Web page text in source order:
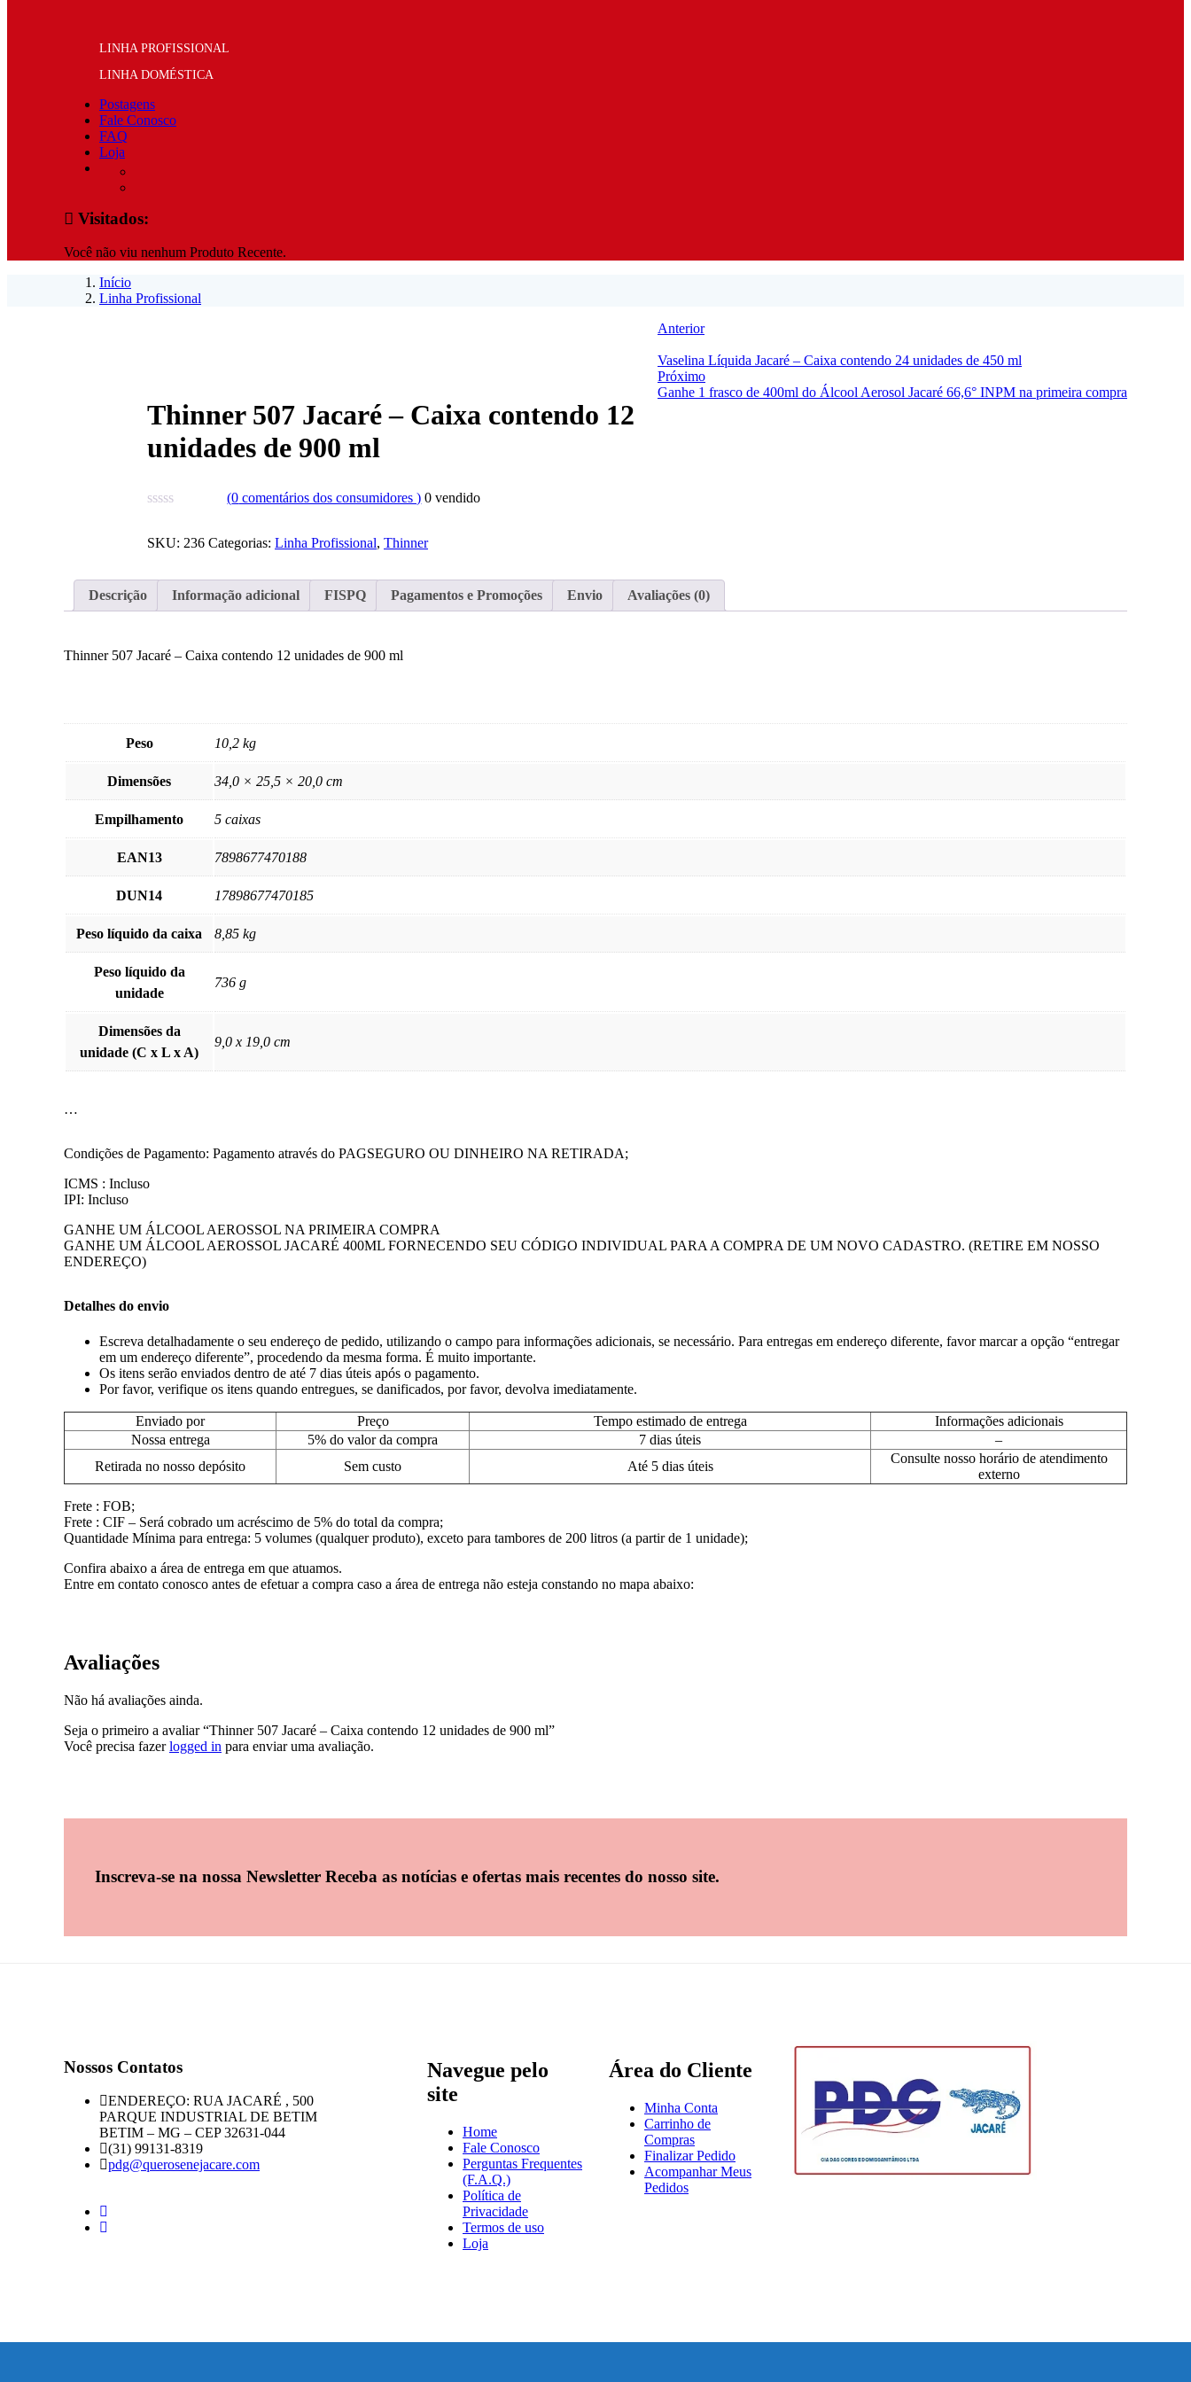
LINHA PROFISSIONAL
LINHA DOMÉSTICA
Postagens
Fale Conosco
FAQ
Loja
Visitados:
Você não viu nenhum Produto Recente.
Início
Linha Profissional
Anterior
Vaselina Líquida Jacaré – Caixa contendo 24 unidades de 450 ml
Próximo
Ganhe 1 frasco de 400ml do Álcool Aerosol Jacaré 66,6° INPM na primeira compra
Thinner 507 Jacaré – Caixa contendo 12
unidades de 900 ml
(0 comentários dos consumidores ) 0 vendido
SKU: 236 Categorias: Linha Profissional, Thinner
Descrição Informação adicional FISPQ Pagamentos e Promoções Envio Avaliações (0)
Thinner 507 Jacaré – Caixa contendo 12 unidades de 900 ml
Peso 10,2 kg
Dimensões 34,0 × 25,5 × 20,0 cm
Empilhamento 5 caixas
EAN13 7898677470188
DUN14 17898677470185
Peso líquido da caixa 8,85 kg
Peso líquido da
unidade
736 g
Dimensões da
unidade (C x L x A)
9,0 x 19,0 cm
…
Condições de Pagamento: Pagamento através do PAGSEGURO OU DINHEIRO NA RETIRADA;
ICMS : Incluso
IPI: Incluso
GANHE UM ÁLCOOL AEROSSOL NA PRIMEIRA COMPRA
GANHE UM ÁLCOOL AEROSSOL JACARÉ 400ML FORNECENDO SEU CÓDIGO INDIVIDUAL PARA A COMPRA DE UM NOVO CADASTRO. (RETIRE EM NOSSO
ENDEREÇO)
Detalhes do envio
Escreva detalhadamente o seu endereço de pedido, utilizando o campo para informações adicionais, se necessário. Para entregas em endereço diferente, favor marcar a opção “entregar
em um endereço diferente”, procedendo da mesma forma. É muito importante.
Os itens serão enviados dentro de até 7 dias úteis após o pagamento.
Por favor, verifique os itens quando entregues, se danificados, por favor, devolva imediatamente.
Enviado por Preço Tempo estimado de entrega
Informações adicionais
Nossa entrega
5% do valor da compra 7 dias úteis
–
Retirada no nosso depósito
Sem custo Até 5 dias úteis
Consulte nosso horário de atendimento
externo
Frete : FOB;
Frete : CIF – Será cobrado um acréscimo de 5% do total da compra;
Quantidade Mínima para entrega: 5 volumes (qualquer produto), exceto para tambores de 200 litros (a partir de 1 unidade);
Confira abaixo a área de entrega em que atuamos.
Entre em contato conosco antes de efetuar a compra caso a área de entrega não esteja constando no mapa abaixo:
Avaliações
Não há avaliações ainda.
Seja o primeiro a avaliar “Thinner 507 Jacaré – Caixa contendo 12 unidades de 900 ml”
Você precisa fazerlogged in para enviar uma avaliação.
Inscreva-se na nossa Newsletter Receba as notícias e ofertas mais recentes do nosso site.
Nossos Contatos
ENDEREÇO: RUA JACARÉ , 500
PARQUE INDUSTRIAL DE BETIM
BETIM – MG – CEP 32631-044
(31) 99131-8319
pdg@querosenejacare.com
Navegue pelo
site
Home
Fale Conosco
Perguntas Frequentes
(F.A.Q.)
Política de
Privacidade
Termos de uso
Loja
Área do Cliente
Minha Conta
Carrinho de
Compras
Finalizar Pedido
Acompanhar Meus
Pedidos